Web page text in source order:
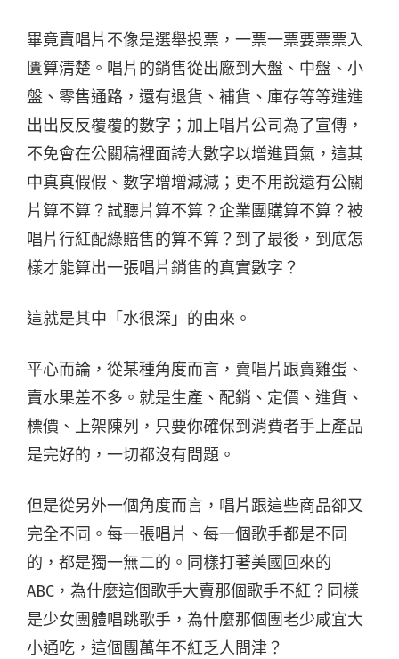
畢竟賣唱片不像是選舉投票，一票一票要票票入
匱算清楚。唱片的銷售從出廠到大盤、中盤、小
盤、零售通路，還有退貨、補貨、庫存等等進進
出出反反覆覆的數字；加上唱片公司為了宣傳，
不免會在公關稿裡面誇大數字以增進買氣，這其
中真真假假、數字增增減減；更不用說還有公關
片算不算？試聽片算不算？企業團購算不算？被
唱片行紅配綠賠售的算不算？到了最後，到底怎
樣才能算出一張唱片銷售的真實數字？
這就是其中「水很深」的由來。
平心而論，從某種角度而言，賣唱片跟賣雞蛋、
賣水果差不多。就是生產、配銷、定價、進貨、
標價、上架陳列，只要你確保到消費者手上產品
是完好的，一切都沒有問題。
但是從另外一個角度而言，唱片跟這些商品卻又
完全不同。每一張唱片、每一個歌手都是不同
的，都是獨一無二的。同樣打著美國回來的
ABC，為什麼這個歌手大賣那個歌手不紅？同樣
是少女團體唱跳歌手，為什麼那個團老少咸宜大
小通吃，這個團萬年不紅乏人問津？